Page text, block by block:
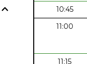
10:45
11:00
11:15